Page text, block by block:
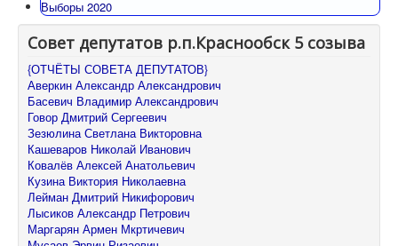
Выборы 2020
Совет депутатов р.п.Краснообск 5 созыва
{ОТЧЁТЫ СОВЕТА ДЕПУТАТОВ}
Аверкин Александр Александрович
Басевич Владимир Александрович
Говор Дмитрий Сергеевич
Зезюлина Светлана Викторовна
Кашеваров Николай Иванович
Ковалёв Алексей Анатольевич
Кузина Виктория Николаевна
Лейман Дмитрий Никифорович
Лысиков Александр Петрович
Маргарян Армен Мкртичевич